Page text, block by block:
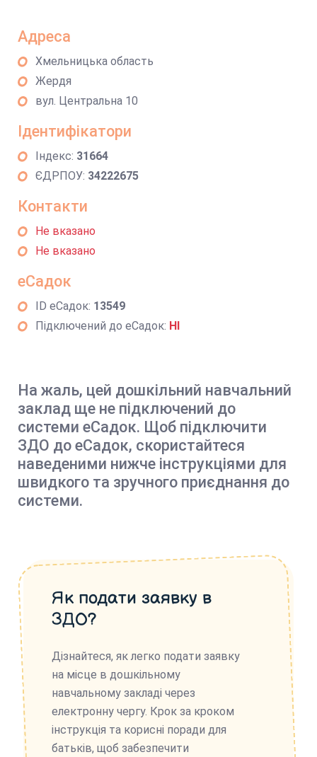
Адреса
Хмельницька область
Жердя
вул. Центральна 10
Ідентифікатори
Індекс: 31664
ЄДРПОУ: 34222675
Контакти
Не вказано
Не вказано
еСадок
ID еСадок: 13549
Підключений до еСадок: НІ
На жаль, цей дошкільний навчальний
заклад ще не підключений до
системи еСадок. Щоб підключити
ЗДО до еСадок, скористайтеся
наведеними нижче інструкціями для
швидкого та зручного приєднання до
системи.
Як подати заявку в
ЗДО?
Дізнайтеся, як легко подати заявку
на місце в дошкільному
навчальному закладі через
електронну чергу. Крок за кроком
інструкція та корисні поради для
батьків, щоб забезпечити